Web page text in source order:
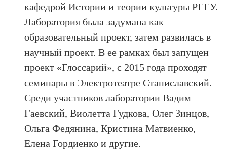
кафедрой Истории и теории культуры РГГУ.
Лаборатория была задумана как
образовательный проект, затем развилась в
научный проект. В ее рамках был запущен
проект «Глоссарий», с 2015 года проходят
семинары в Электротеатре Станиславский.
Среди участников лаборатории Вадим
Гаевский, Виолетта Гудкова, Олег Зинцов,
Ольга Федянина, Кристина Матвиенко,
Елена Гордиенко и другие.